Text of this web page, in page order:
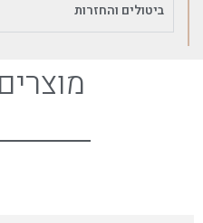
ביטולים והחזרות